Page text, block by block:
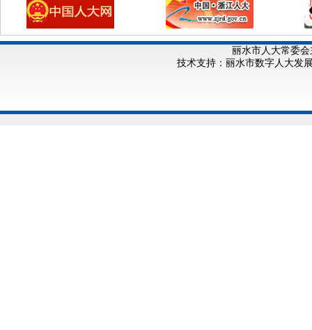
丽水市人大常委会
技术支持：丽水市数字人大发